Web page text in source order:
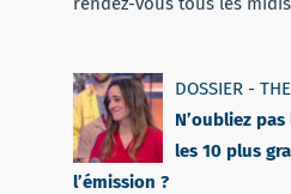
DOSSIER -
N’oubliez
les 10 plus
l’émission ?